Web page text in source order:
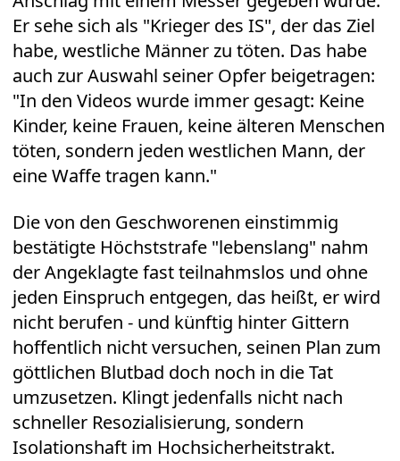
Er sehe sich als "Krieger des IS", der das Ziel
habe, westliche Männer zu töten. Das habe
auch zur Auswahl seiner Opfer beigetragen:
"In den Videos wurde immer gesagt: Keine
Kinder, keine Frauen, keine älteren Menschen
töten, sondern jeden westlichen Mann, der
eine Waffe tragen kann."
Die von den Geschworenen einstimmig
bestätigte Höchststrafe "lebenslang" nahm
der Angeklagte fast teilnahmslos und ohne
jeden Einspruch entgegen, das heißt, er wird
nicht berufen - und künftig hinter Gittern
hoffentlich nicht versuchen, seinen Plan zum
göttlichen Blutbad doch noch in die Tat
umzusetzen. Klingt jedenfalls nicht nach
schneller Resozialisierung, sondern
Isolationshaft im Hochsicherheitstrakt.